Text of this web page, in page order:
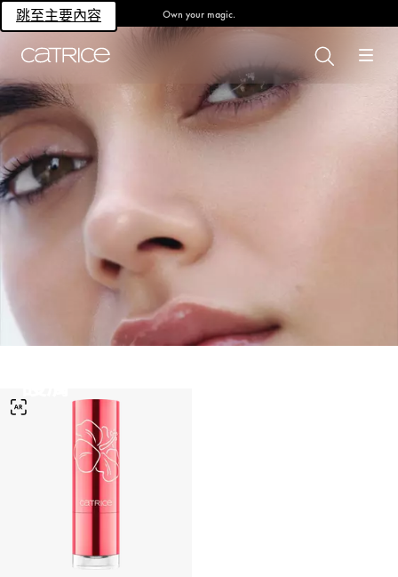
跳至主要內容 Own your magic.